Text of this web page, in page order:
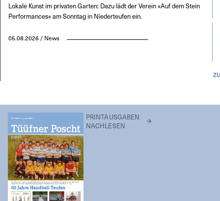
Lokale Kunst im privaten Garten: Dazu lädt der Verein «Auf dem Stein
Performances» am Sonntag in Niederteufen ein.
05.08.2026 / News
PRINTAUSGABEN
NACHLESEN